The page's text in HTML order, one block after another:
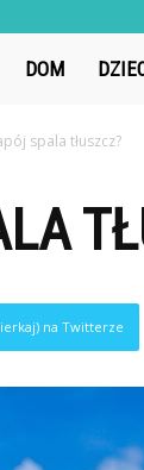
Tubator.pl
DOM
spala tłuszcz?
na Twitterze